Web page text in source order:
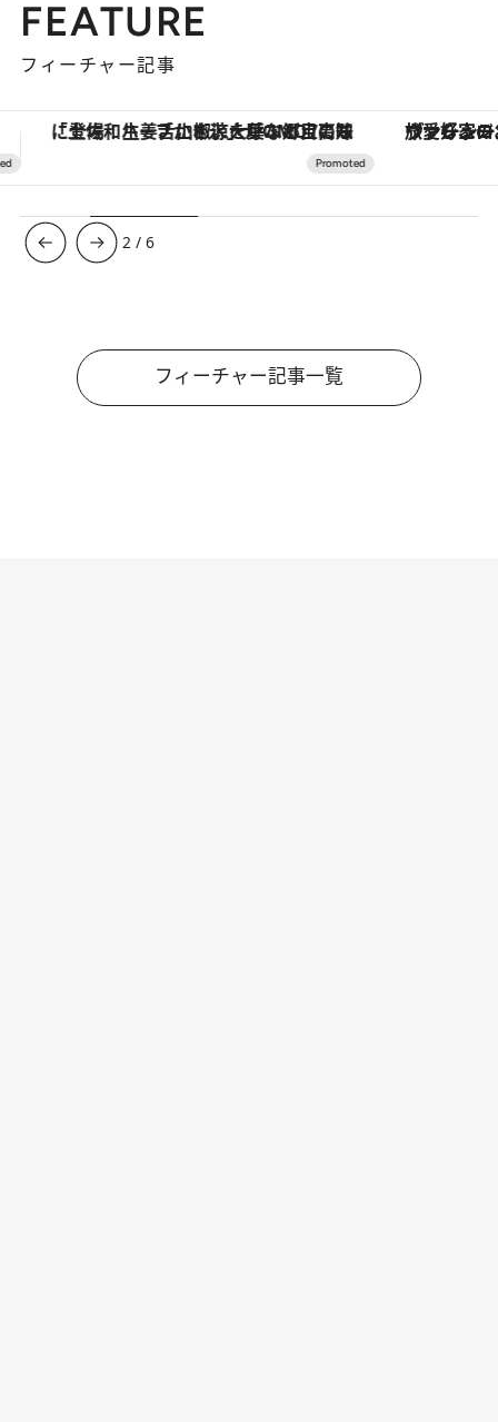
FEATURE
フィーチャー記事
ヴァシュロン・コンスタンタン「オーヴァーシーズ・オートマティック」。旅愛好家のお気に入りコレクションから、ジェンダーレスな新作が登場 【夏限定ディナーコース】旬を
3 /6
フィーチャー記事一覧